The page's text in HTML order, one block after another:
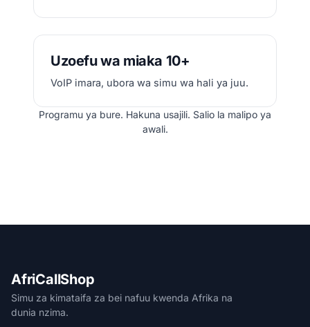
Uzoefu wa miaka 10+
VoIP imara, ubora wa simu wa hali ya juu.
Programu ya bure. Hakuna usajili. Salio la malipo ya
awali.
AfriCallShop
Simu za kimataifa za bei nafuu kwenda Afrika na
dunia nzima.